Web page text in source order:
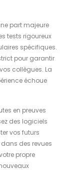
part majeure
tests rigoureux
spécifiques.
pour garantir
collègues. La
échoue
en preuves
des logiciels
vos futurs
des revues
propre